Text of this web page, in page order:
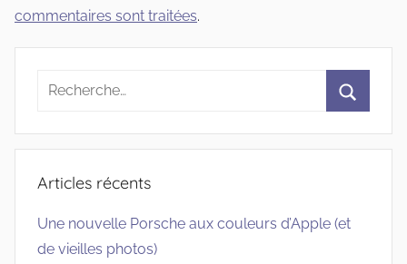
commentaires sont traitées.
Recherche
:
Articles récents
Une nouvelle Porsche aux couleurs d’Apple (et
de vieilles photos)